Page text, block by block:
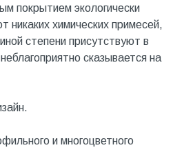
покрытием экологически
никаких химических примесей,
степени присутствуют в
сказывается на
и многоцветного